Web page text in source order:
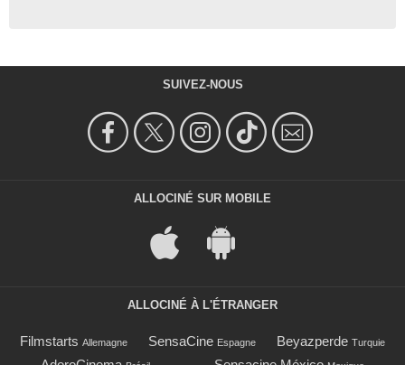
SUIVEZ-NOUS
ALLOCINÉ SUR MOBILE
ALLOCINÉ À L'ÉTRANGER
Filmstarts Allemagne SensaCine Espagne Beyazperde Turquie